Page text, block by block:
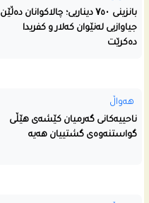
بانزینی ۷٥۰ دیناریی؛ چالاکوانان دەڵێن
جیاوازیی لەنێوان کەلار و کفریدا
دەکرێت
هەواڵ
ناحییه‌كانى گه‌رمیان كێشه‌ى هێڵى
گواستنه‌وه‌ى گشتییان هه‌یه‌